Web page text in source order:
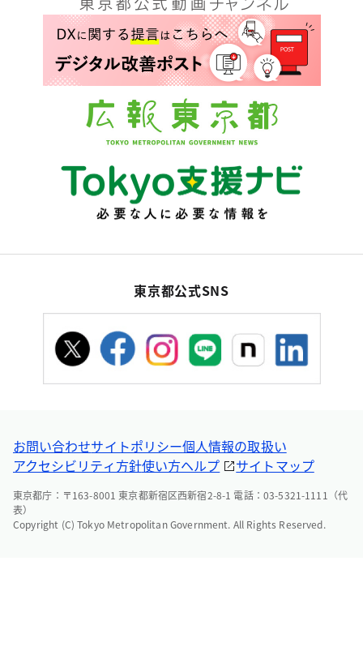
東京都公式SNS
お問い合わせサイトポリシー個人情報の取扱い
アクセシビリティ方針使い方ヘルプ サイトマップ
東京都庁：〒163-8001 東京都新宿区西新宿2-8-1 電話：03-5321-1111（代
表）
Copyright (C) Tokyo Metropolitan Government. All Rights Reserved.